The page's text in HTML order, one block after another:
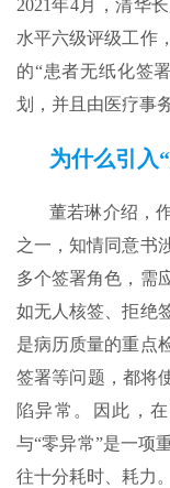
2021年4月，清华
水平六级评级工作
的“患者无纸化签
划，并且由医疗事
为什么引入
董若琳介绍，
之一，知情同意书
多个签署角色，需
如无人核签、拒绝
是病历质量的重点
签署等问题，都将
陷异常。因此，
与“零异常”是一项
往十分耗时、耗力。